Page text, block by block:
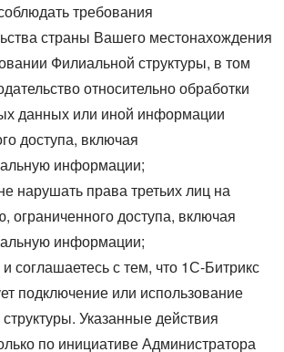
требования
страны Вашего местонахождения
Филиальной структуры, в том
относительно обработки
данных или иной информации
доступа, включая
информации;
нарушать права третьих лиц на
ограниченного доступа, включая
информации;
соглашаетесь с тем, что 1С-Битрикс
подключение или использование
Указанные действия
по инициативе Администратора